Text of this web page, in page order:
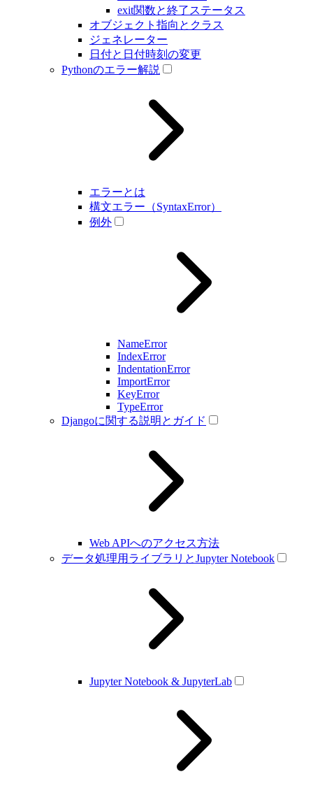
exit関数と終了ステータス
オブジェクト指向とクラス
ジェネレーター
日付と日付時刻の変更
Pythonのエラー解説
エラーとは
構文エラー（SyntaxError）
例外
NameError
IndexError
IndentationError
ImportError
KeyError
TypeError
Djangoに関する説明とガイド
Web APIへのアクセス方法
データ処理用ライブラリとJupyter Notebook
Jupyter Notebook & JupyterLab